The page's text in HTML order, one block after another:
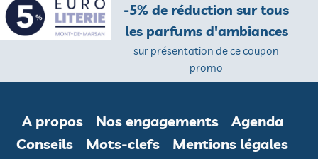
-5% de réduction sur tous
les parfums d'ambiances
sur présentation de ce coupon
promo
A propos Nos engagements
Agenda
Conseils
Mots-clefs
Mentions légales